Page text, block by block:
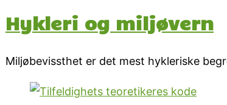
Hykleri og miljøvern
Miljøbevissthet er det mest hykleriske